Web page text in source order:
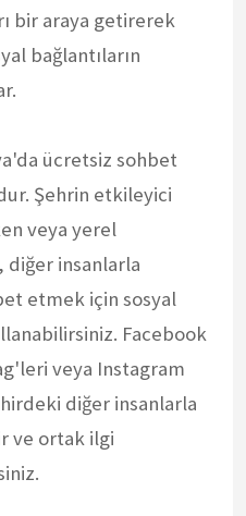
bir araya getirerek
bağlantıların
ücretsiz sohbet
Şehrin etkileyici
veya yerel
insanlarla
etmek için sosyal
Facebook
veya Instagram
diğer insanlarla
ve ortak ilgi